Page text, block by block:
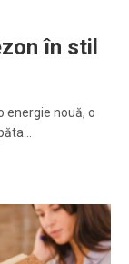
în stil
energie nouă, o